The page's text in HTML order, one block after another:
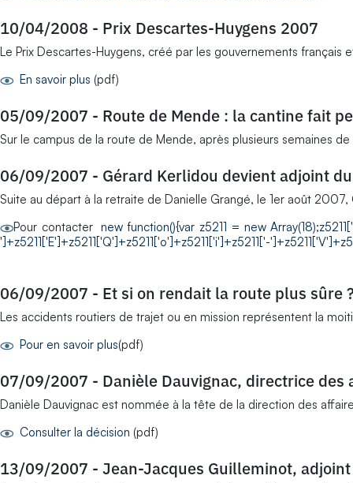
10/04/2008 - Prix Descartes-Huygens 2007
Le Prix Descartes-Huygens, créé par les gouvernements
En savoir plus (pdf)
05/09/2007 - Route de Mende : la cantine fait
Sur le campus de la route de Mende, après plusieurs semaines
06/09/2007 - Gérard Kerlidou devient adjoint
Suite au départ à la retraite de Danielle Grangé, le 1er août
Pour contacter new function(){var z5211 = new
']+z5211['E']+z5211['Q']+z5211['o']+z5211['i']+z5211['-
06/09/2007 - Et si on rendait la route plus sûre
Les accidents routiers de trajet ou en mission représentent la
Pour en savoir plus(pdf)
07/09/2007 - Danièle Dauvignac, directrice
Danièle Dauvignac est nommée à la tête de la direction des
Consulter la décision (pdf)
13/09/2007 - Jean-Jacques Guilleminot,